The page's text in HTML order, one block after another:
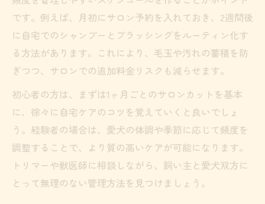
です。例えば、月初にサロン予約を入れておき、2週間後
に自宅でのシャンプーとブラッシングをルーティン化す
る方法があります。これにより、毛玉や汚れの蓄積を防
ぎつつ、サロンでの追加料金リスクも減らせます。
初心者の方は、まずは1ヶ月ごとのサロンカットを基本
に、徐々に自宅ケアのコツを覚えていくと良いでしょ
う。経験者の場合は、愛犬の体調や季節に応じて頻度を
調整することで、より質の高いケアが可能になります。
トリマーや獣医師に相談しながら、飼い主と愛犬双方に
とって無理のない管理方法を見つけましょう。